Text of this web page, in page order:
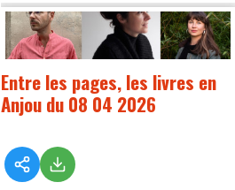
Entre les pages, les livres en
Anjou du 08 04 2026